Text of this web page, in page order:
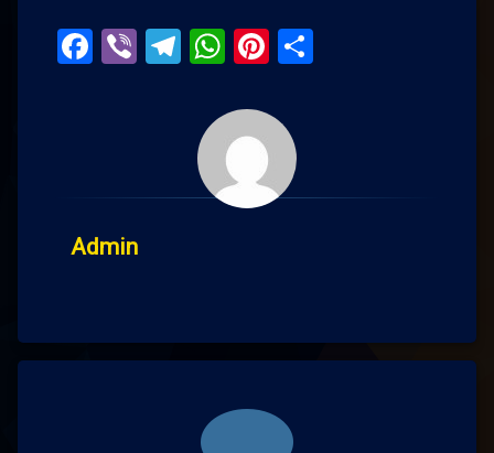
Facebook
ViberTelegram
WhatsApp
Pinterest
Admin